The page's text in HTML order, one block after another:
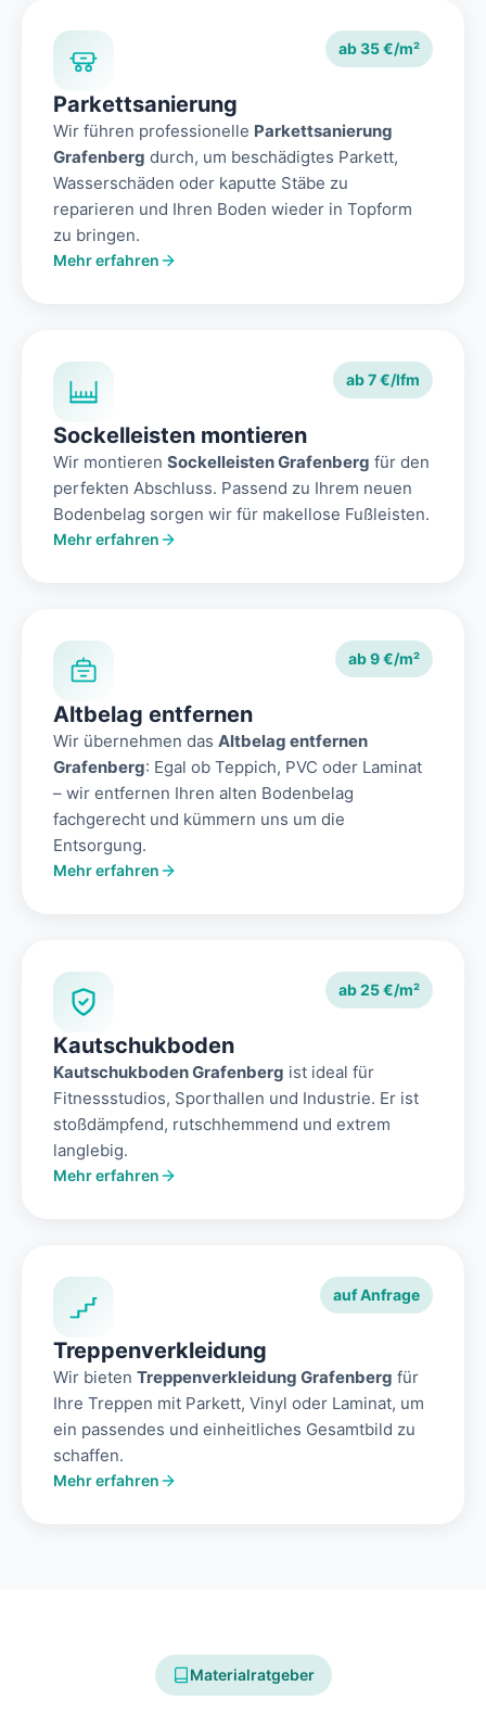
ab 35 €/m²
Parkettsanierung
Wir führen professionelle Parkettsanierung
Grafenberg durch, um beschädigtes Parkett,
Wasserschäden oder kaputte Stäbe zu
reparieren und Ihren Boden wieder in Topform
zu bringen.
Mehr erfahren
ab 7 €/lfm
Sockelleisten montieren
Wir montieren Sockelleisten Grafenberg für den
perfekten Abschluss. Passend zu Ihrem neuen
Bodenbelag sorgen wir für makellose Fußleisten.
Mehr erfahren
ab 9 €/m²
Altbelag entfernen
Wir übernehmen das Altbelag entfernen
Grafenberg: Egal ob Teppich, PVC oder Laminat
– wir entfernen Ihren alten Bodenbelag
fachgerecht und kümmern uns um die
Entsorgung.
Mehr erfahren
ab 25 €/m²
Kautschukboden
Kautschukboden Grafenberg ist ideal für
Fitnessstudios, Sporthallen und Industrie. Er ist
stoßdämpfend, rutschhemmend und extrem
langlebig.
Mehr erfahren
auf Anfrage
Treppenverkleidung
Wir bieten Treppenverkleidung Grafenberg für
Ihre Treppen mit Parkett, Vinyl oder Laminat, um
ein passendes und einheitliches Gesamtbild zu
schaffen.
Mehr erfahren
Materialratgeber